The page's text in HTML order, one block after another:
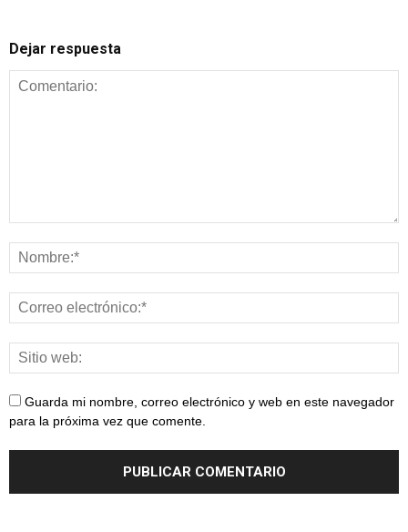
Dejar respuesta
Guarda mi nombre, correo electrónico y web en este navegador
para la próxima vez que comente.